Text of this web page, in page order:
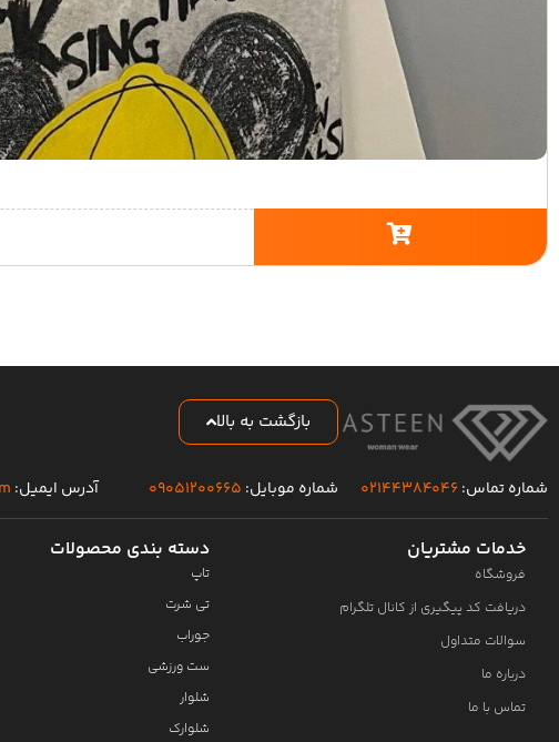
بازگشت به بالا
شماره تماس:۰۲۱۴۴۳۸۴۰۴۶ شماره موبایل: ۰۹۰۵۱۲۰۰۶۶۵ آدرس ایمیل:
خدمات مشتریان
فروشگاه
دریافت کد پیگیری از کانال تلگرام
سوالات متداول
درباره ما
تماس با ما
دسته بندی محصولات
تاپ
تی شرت
جوراب
ست ورزشی
شلوار
شلوارک